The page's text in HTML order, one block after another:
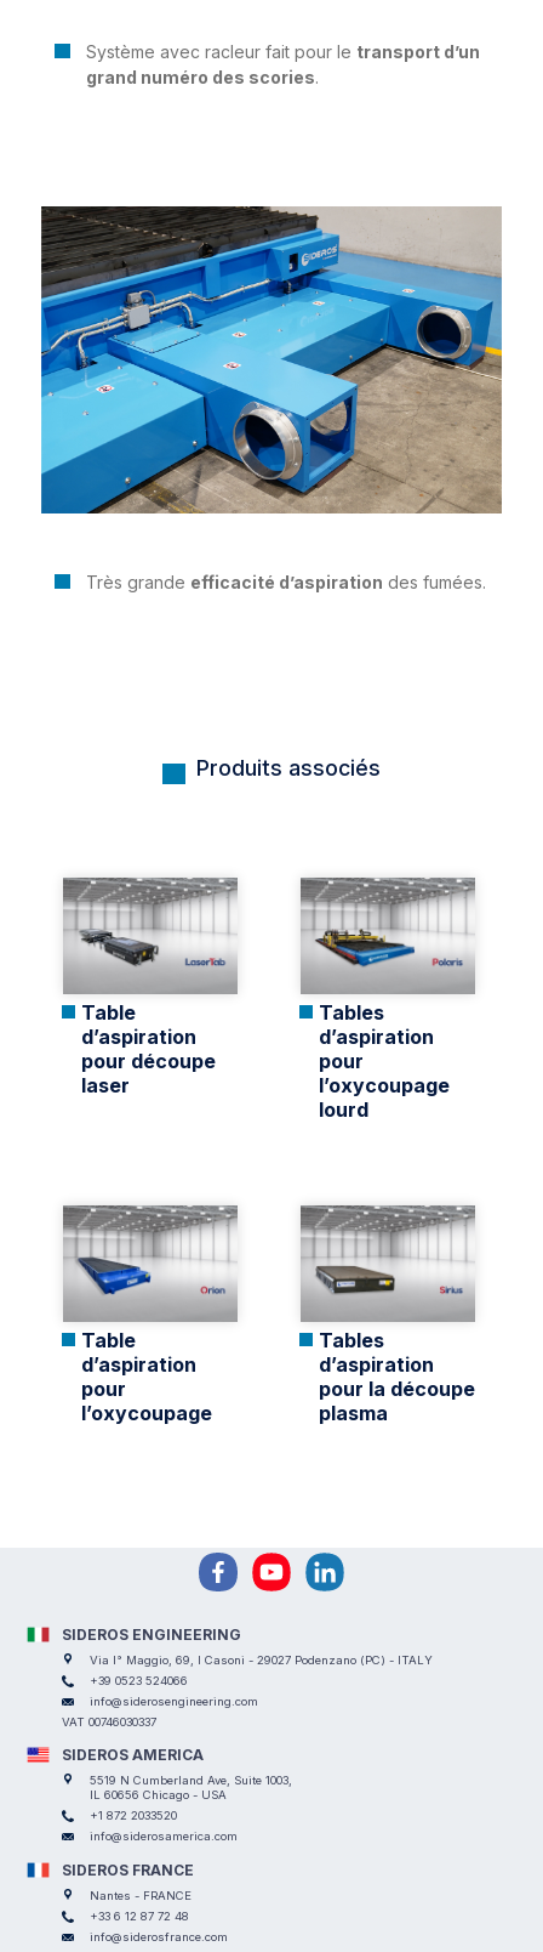
Système avec racleur fait pour le transport d’un
grand numéro des scories.
Très grande efficacité d’aspiration des fumées.
Produits associés
Table
d’aspiration
pour découpe
laser
Tables
d’aspiration
pour
l’oxycoupage
lourd
Table
d’aspiration
pour
l’oxycoupage
Tables
d’aspiration
pour la découpe
plasma
SIDEROS ENGINEERING
Via I° Maggio, 69, I Casoni - 29027 Podenzano (PC) - ITALY
+39 0523 524066
info@siderosengineering.com
VAT 00746030337
SIDEROS AMERICA
5519 N Cumberland Ave, Suite 1003,
IL 60656 Chicago - USA
+1 872 2033520
info@siderosamerica.com
SIDEROS FRANCE
Nantes - FRANCE
+33 6 12 87 72 48
info@siderosfrance.com